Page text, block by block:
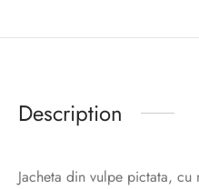
Description
Jacheta din vulpe pictata,